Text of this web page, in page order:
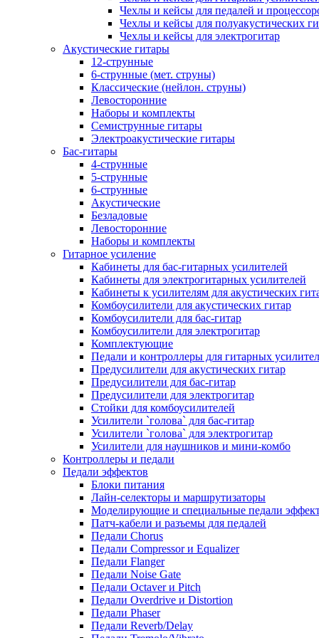
Чехлы и кейсы для педалей и
Чехлы и кейсы для полуакустических
Чехлы и кейсы для электрогитар
Акустические гитары
12-струнные
6-струнные (мет. струны)
Классические (нейлон. струны)
Левосторонние
Наборы и комплекты
Семиструнные гитары
Электроакустические гитары
Бас-гитары
4-струнные
5-струнные
6-струнные
Акустические
Безладовые
Левосторонние
Наборы и комплекты
Гитарное усиление
Кабинеты для бас-гитарных усилителей
Кабинеты для электрогитарных усилителей
Кабинеты к усилителям для акустических
Комбоусилители для акустических гитар
Комбоусилители для бас-гитар
Комбоусилители для электрогитар
Комплектующие
Педали и контроллеры для гитарных
Предусилители для акустических гитар
Предусилители для бас-гитар
Предусилители для электрогитар
Стойки для комбоусилителей
Усилители `голова` для бас-гитар
Усилители `голова` для электрогитар
Усилители для наушников и мини-комбо
Контроллеры и педали
Педали эффектов
Блоки питания
Лайн-селекторы и маршрутизаторы
Моделирующие и специальные педали
Патч-кабели и разъемы для педалей
Педали Chorus
Педали Compressor и Equalizer
Педали Flanger
Педали Noise Gate
Педали Octaver и Pitch
Педали Overdrive и Distortion
Педали Phaser
Педали Reverb/Delay